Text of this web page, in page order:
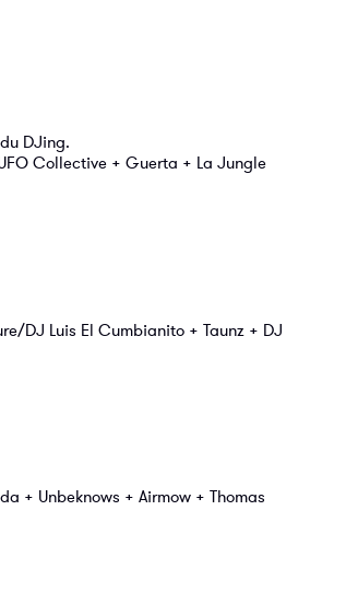
DJing.
Collective + Guerta + La Jungle
DJ Luis El Cumbianito + Taunz + DJ
+ Unbeknows + Airmow + Thomas